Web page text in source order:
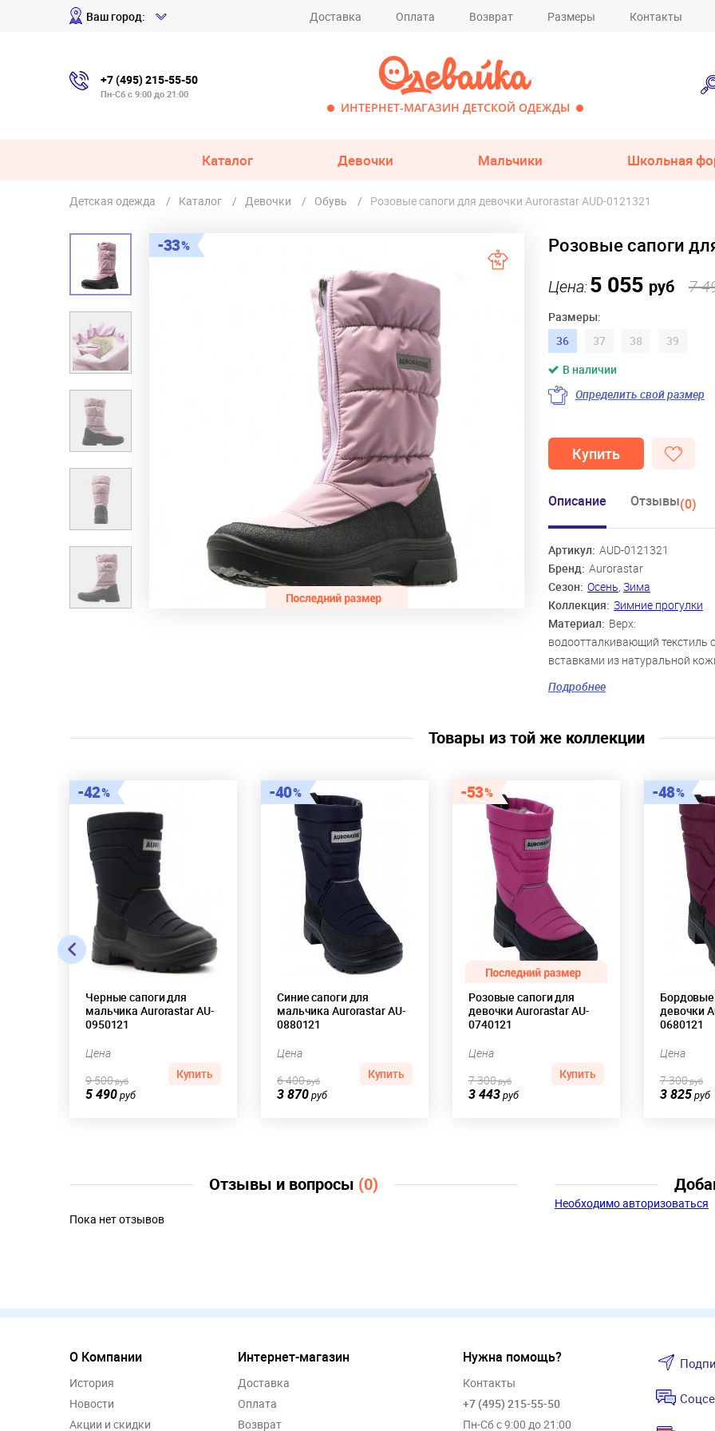
Ваш город: Доставка Оплата Возврат Размеры Контакты
+7 (495) 215-55-50
Пн-Сб с 9:00 до 21:00
ИНТЕРНЕТ-МАГАЗИН ДЕТСКОЙ ОДЕЖДЫ
Каталог Девочки Мальчики Школьная
Детская одежда Каталог Девочки Обувь Розовые сапоги для девочки Aurorastar AUD-0121321
33 Розовые сапоги
Цена:5 055 руб 7
Размеры:
36
37 38
39
В наличии
Определить свой размер
Купить
Описание Отзывы(0)
Артикул: AUD-0121321
Бренд: Aurorastar
Сезон: Осень, Зима
Коллекция: Зимние прогулки
Материал: Верх:
водоотталкивающий текстиль
вставками из натуральной
подкладка: 80% овечья шерсть,
текстиль, основа стельки: 100%
Цвет: розовый
Подробнее
Товары из той же коллекции
42
Черные сапоги для
мальчика Aurorastar AU-
0950121
Цена
5 490руб
9 500руб Купить
40
Синие сапоги для
мальчика Aurorastar AU-
0880121
Цена
3 870руб
6 400руб Купить
53
Розовые сапоги для
девочки Aurorastar AU-
0740121
Цена
3 443руб
7 300руб Купить
48
Бордовые
девочки
0680121
Цена
3 825руб
7 300руб
Отзывы и вопросы (0)
Пока нет отзывов
Необходимо авторизоваться
О Компании
История
Новости
Акции и скидки
Интернет-магазин
Доставка
Оплата
Возврат
Нужна помощь?
Контакты
+7 (495) 215-55-50
Пн-Сб с 9:00 до 21:00